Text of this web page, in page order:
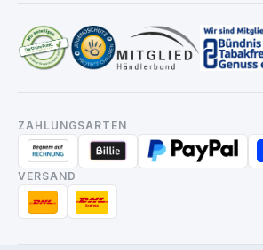
ZAHLUNGSARTEN
VERSAND